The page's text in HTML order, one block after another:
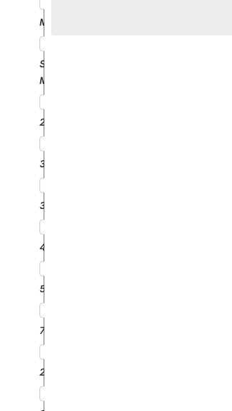
MAJOR
SUPER
MAJOR
2000
3000
3055
4000
5000
7000
2600